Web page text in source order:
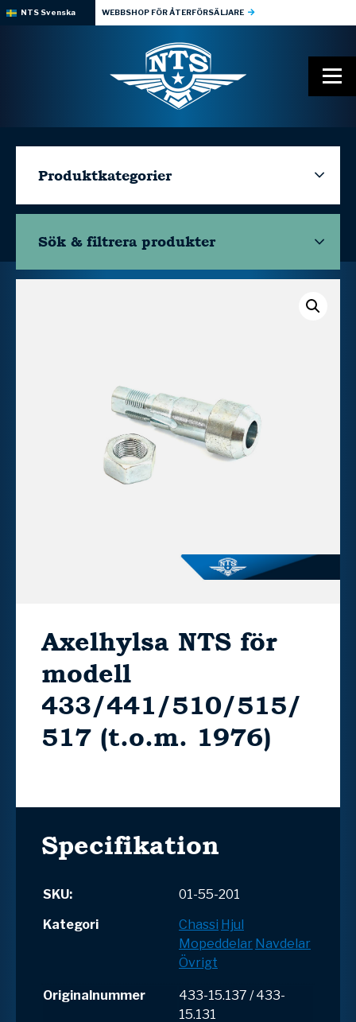
NTS Svenska WEBBSHOP FÖR ÅTERFÖRSÄLJARE
Produktkategorier
Sök & filtrera produkter
Axelhylsa NTS för
modell
433/441/510/515/
517 (t.o.m. 1976)
Specifikation
SKU:
01-55-201
Kategori
Chassi Hjul
Mopeddelar Navdelar
Övrigt
Originalnummer
433-15.137 / 433-
15.131